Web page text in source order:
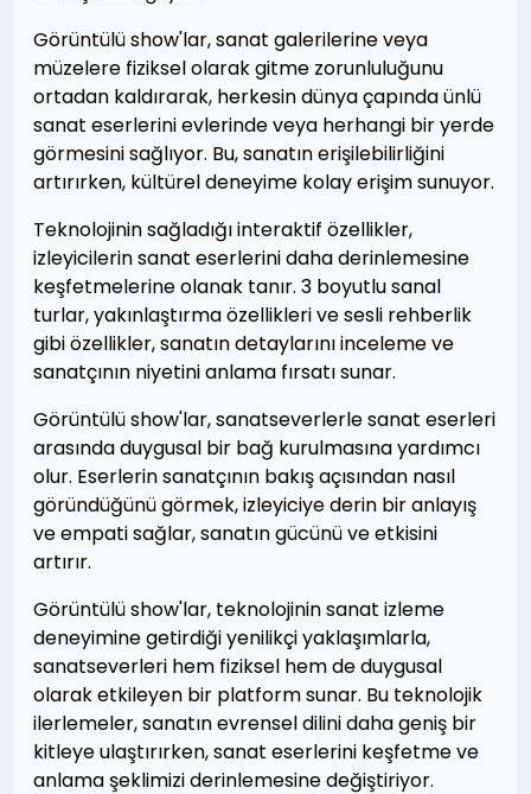
Görüntülü show'lar, sanat galerilerine veya
müzelere fiziksel olarak gitme zorunluluğunu
ortadan kaldırarak, herkesin dünya çapında ünlü
sanat eserlerini evlerinde veya herhangi bir yerde
görmesini sağlıyor. Bu, sanatın erişilebilirliğini
artırırken, kültürel deneyime kolay erişim sunuyor.
Teknolojinin sağladığı interaktif özellikler,
izleyicilerin sanat eserlerini daha derinlemesine
keşfetmelerine olanak tanır. 3 boyutlu sanal
turlar, yakınlaştırma özellikleri ve sesli rehberlik
gibi özellikler, sanatın detaylarını inceleme ve
sanatçının niyetini anlama fırsatı sunar.
Görüntülü show'lar, sanatseverlerle sanat eserleri
arasında duygusal bir bağ kurulmasına yardımcı
olur. Eserlerin sanatçının bakış açısından nasıl
göründüğünü görmek, izleyiciye derin bir anlayış
ve empati sağlar, sanatın gücünü ve etkisini
artırır.
Görüntülü show'lar, teknolojinin sanat izleme
deneyimine getirdiği yenilikçi yaklaşımlarla,
sanatseverleri hem fiziksel hem de duygusal
olarak etkileyen bir platform sunar. Bu teknolojik
ilerlemeler, sanatın evrensel dilini daha geniş bir
kitleye ulaştırırken, sanat eserlerini keşfetme ve
anlama şeklimizi derinlemesine değiştiriyor.